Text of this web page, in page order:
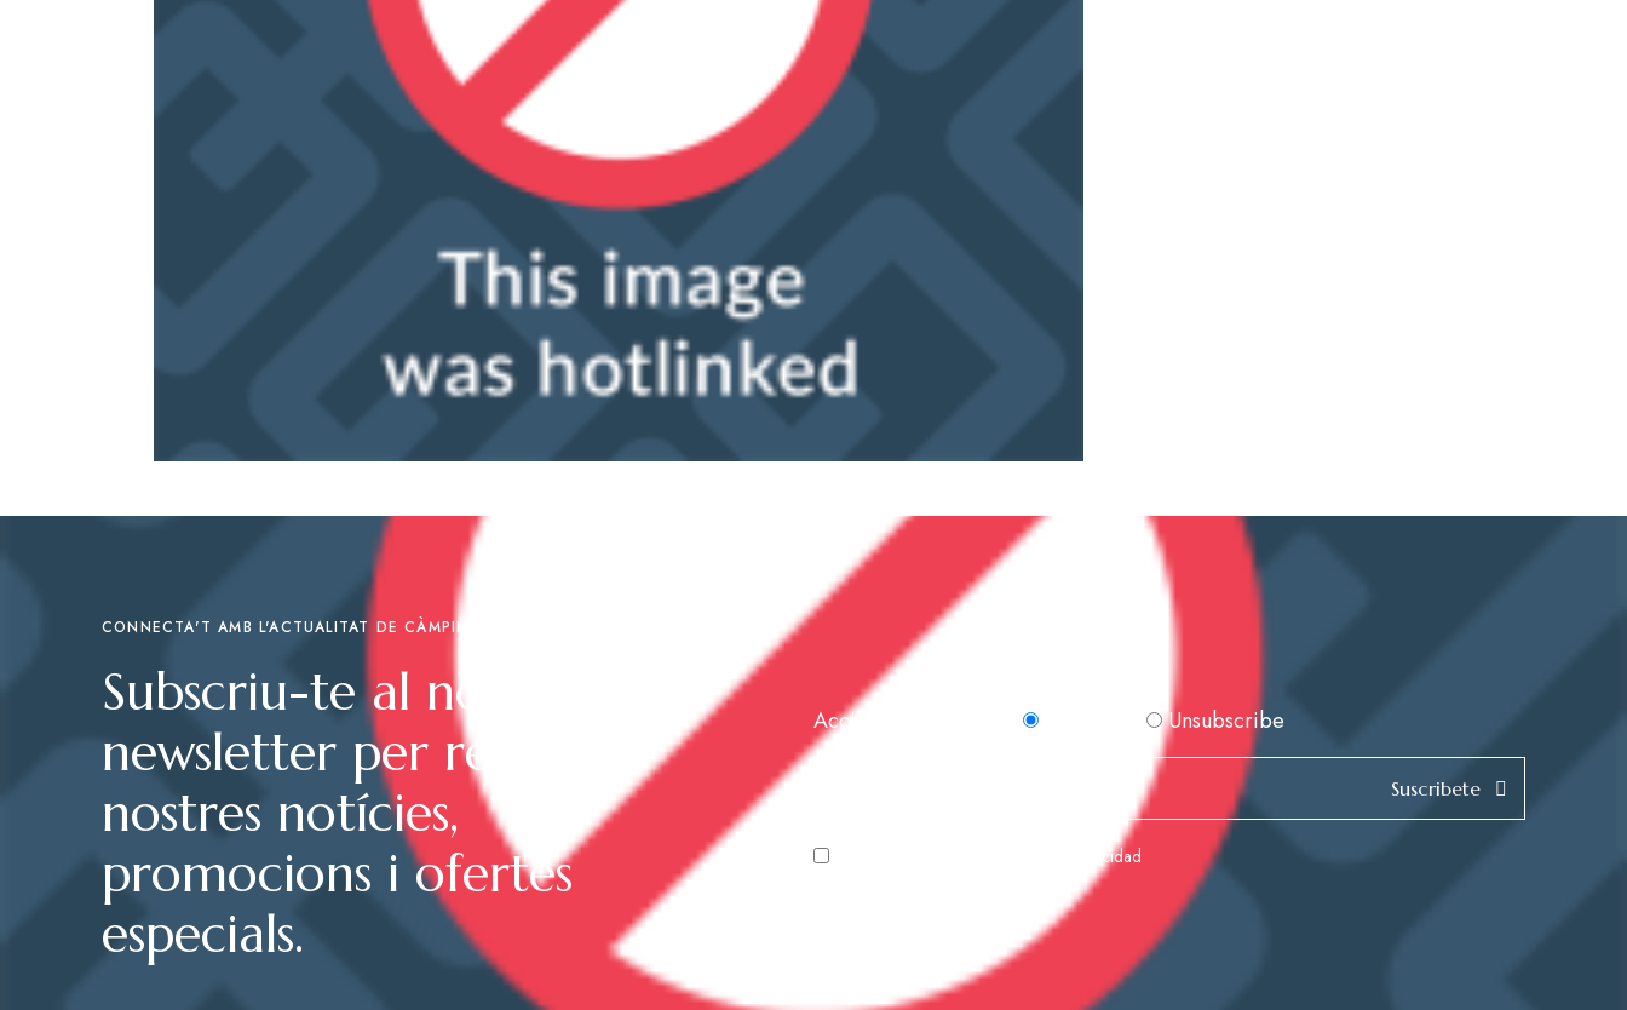
CONNECTA'T AMB L'ACTUALITAT DE CÀMPING PLAYA BARA
Subscriu-te al nostre
newsletter per rebre les
nostres notícies,
promocions i ofertes
especials.
Acción del formulario Unsubscribe
Suscribete
Política de Privacidad